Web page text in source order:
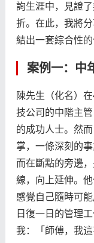
詢生涯中，見證
折。在此，我將
結出一套綜合性的
案例一：中
陳先生（化名）
技公司的中階主
的成功人士。然
掌，一條深刻的
而在斷點的旁邊
線，向上延伸。
感覺自己隨時可
日復一日的管理
我：「師傅，我